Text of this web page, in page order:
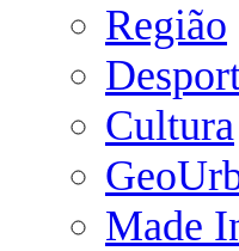
Região
Cultura
Made